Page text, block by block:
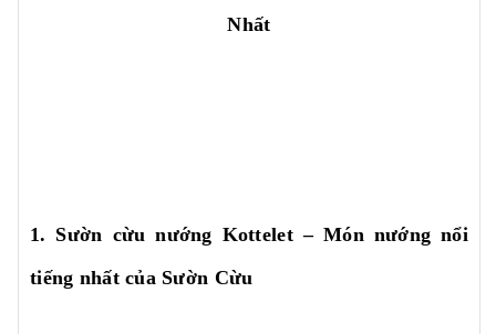
Nhất
1. Sườn cừu nướng Kottelet – Món nướng nổi
tiếng nhất của Sườn Cừu